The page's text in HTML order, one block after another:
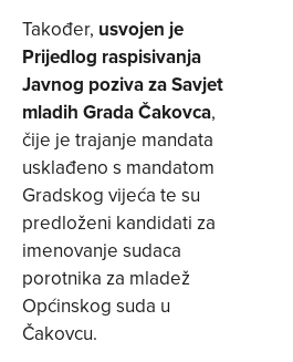
Također, usvojen je
Prijedlog raspisivanja
Javnog poziva za Savjet
mladih Grada Čakovca,
čije je trajanje mandata
usklađeno s mandatom
Gradskog vijeća te su
predloženi kandidati za
imenovanje sudaca
porotnika za mladež
Općinskog suda u
Čakovcu.